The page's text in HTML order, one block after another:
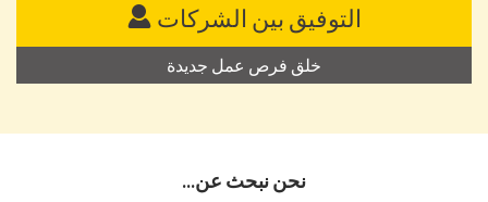
التوفيق بين الشركات
خلق فرص عمل جديدة
نحن نبحث عن...